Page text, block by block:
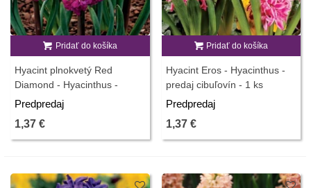
Pridať do košíka
Hyacint plnokvetý Red
Diamond - Hyacinthus -
predaj cibuľovín - 1 ks
Predpredaj
1,37 €
Pridať do košíka
Hyacint Eros - Hyacinthus -
predaj cibuľovín - 1 ks
Predpredaj
1,37 €